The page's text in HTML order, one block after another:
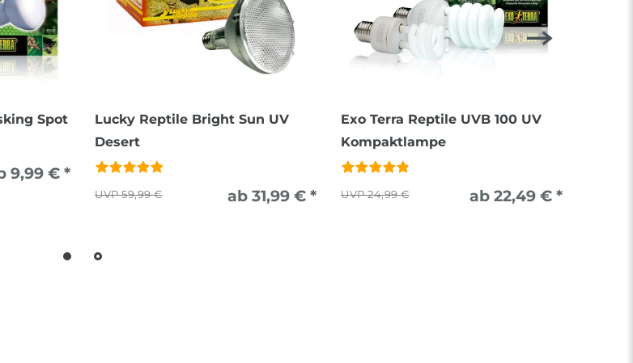
Spot
9,99 € *
Lucky Reptile Bright Sun UV
Desert
59,99 € ab 31,99 € *
Exo Terra Reptile UVB 100 UV
Kompaktlampe
24,99 € ab 22,49 € *